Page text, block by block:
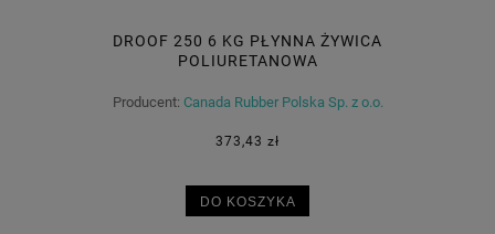
DROOF 250 6 KG PŁYNNA ŻYWICA
POLIURETANOWA
Producent: Canada Rubber Polska Sp. z o.o.
373,43 zł
DO KOSZYKA